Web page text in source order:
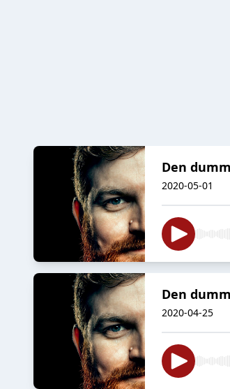
Den
2020-05-01
Den
2020-04-25